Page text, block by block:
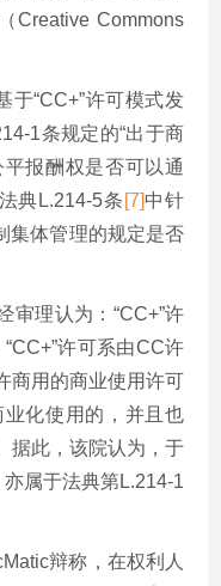
Creative Commons
于“CC+”许可模式发
1条规定的“出于商
报酬权是否可以通
典L.214-5条 [7]中针
集体管理的规定是否
审理认为：“CC+”许
许可系由CC许
商用的商业使用许可
业化使用的，并且也
据此，该院认为，于
属于法典第L.214-1
辩称，在权利人